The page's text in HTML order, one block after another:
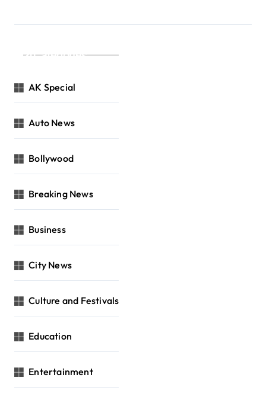
Categories
AK Special
Auto News
Bollywood
Breaking News
Business
City News
Culture and Festivals
Education
Entertainment